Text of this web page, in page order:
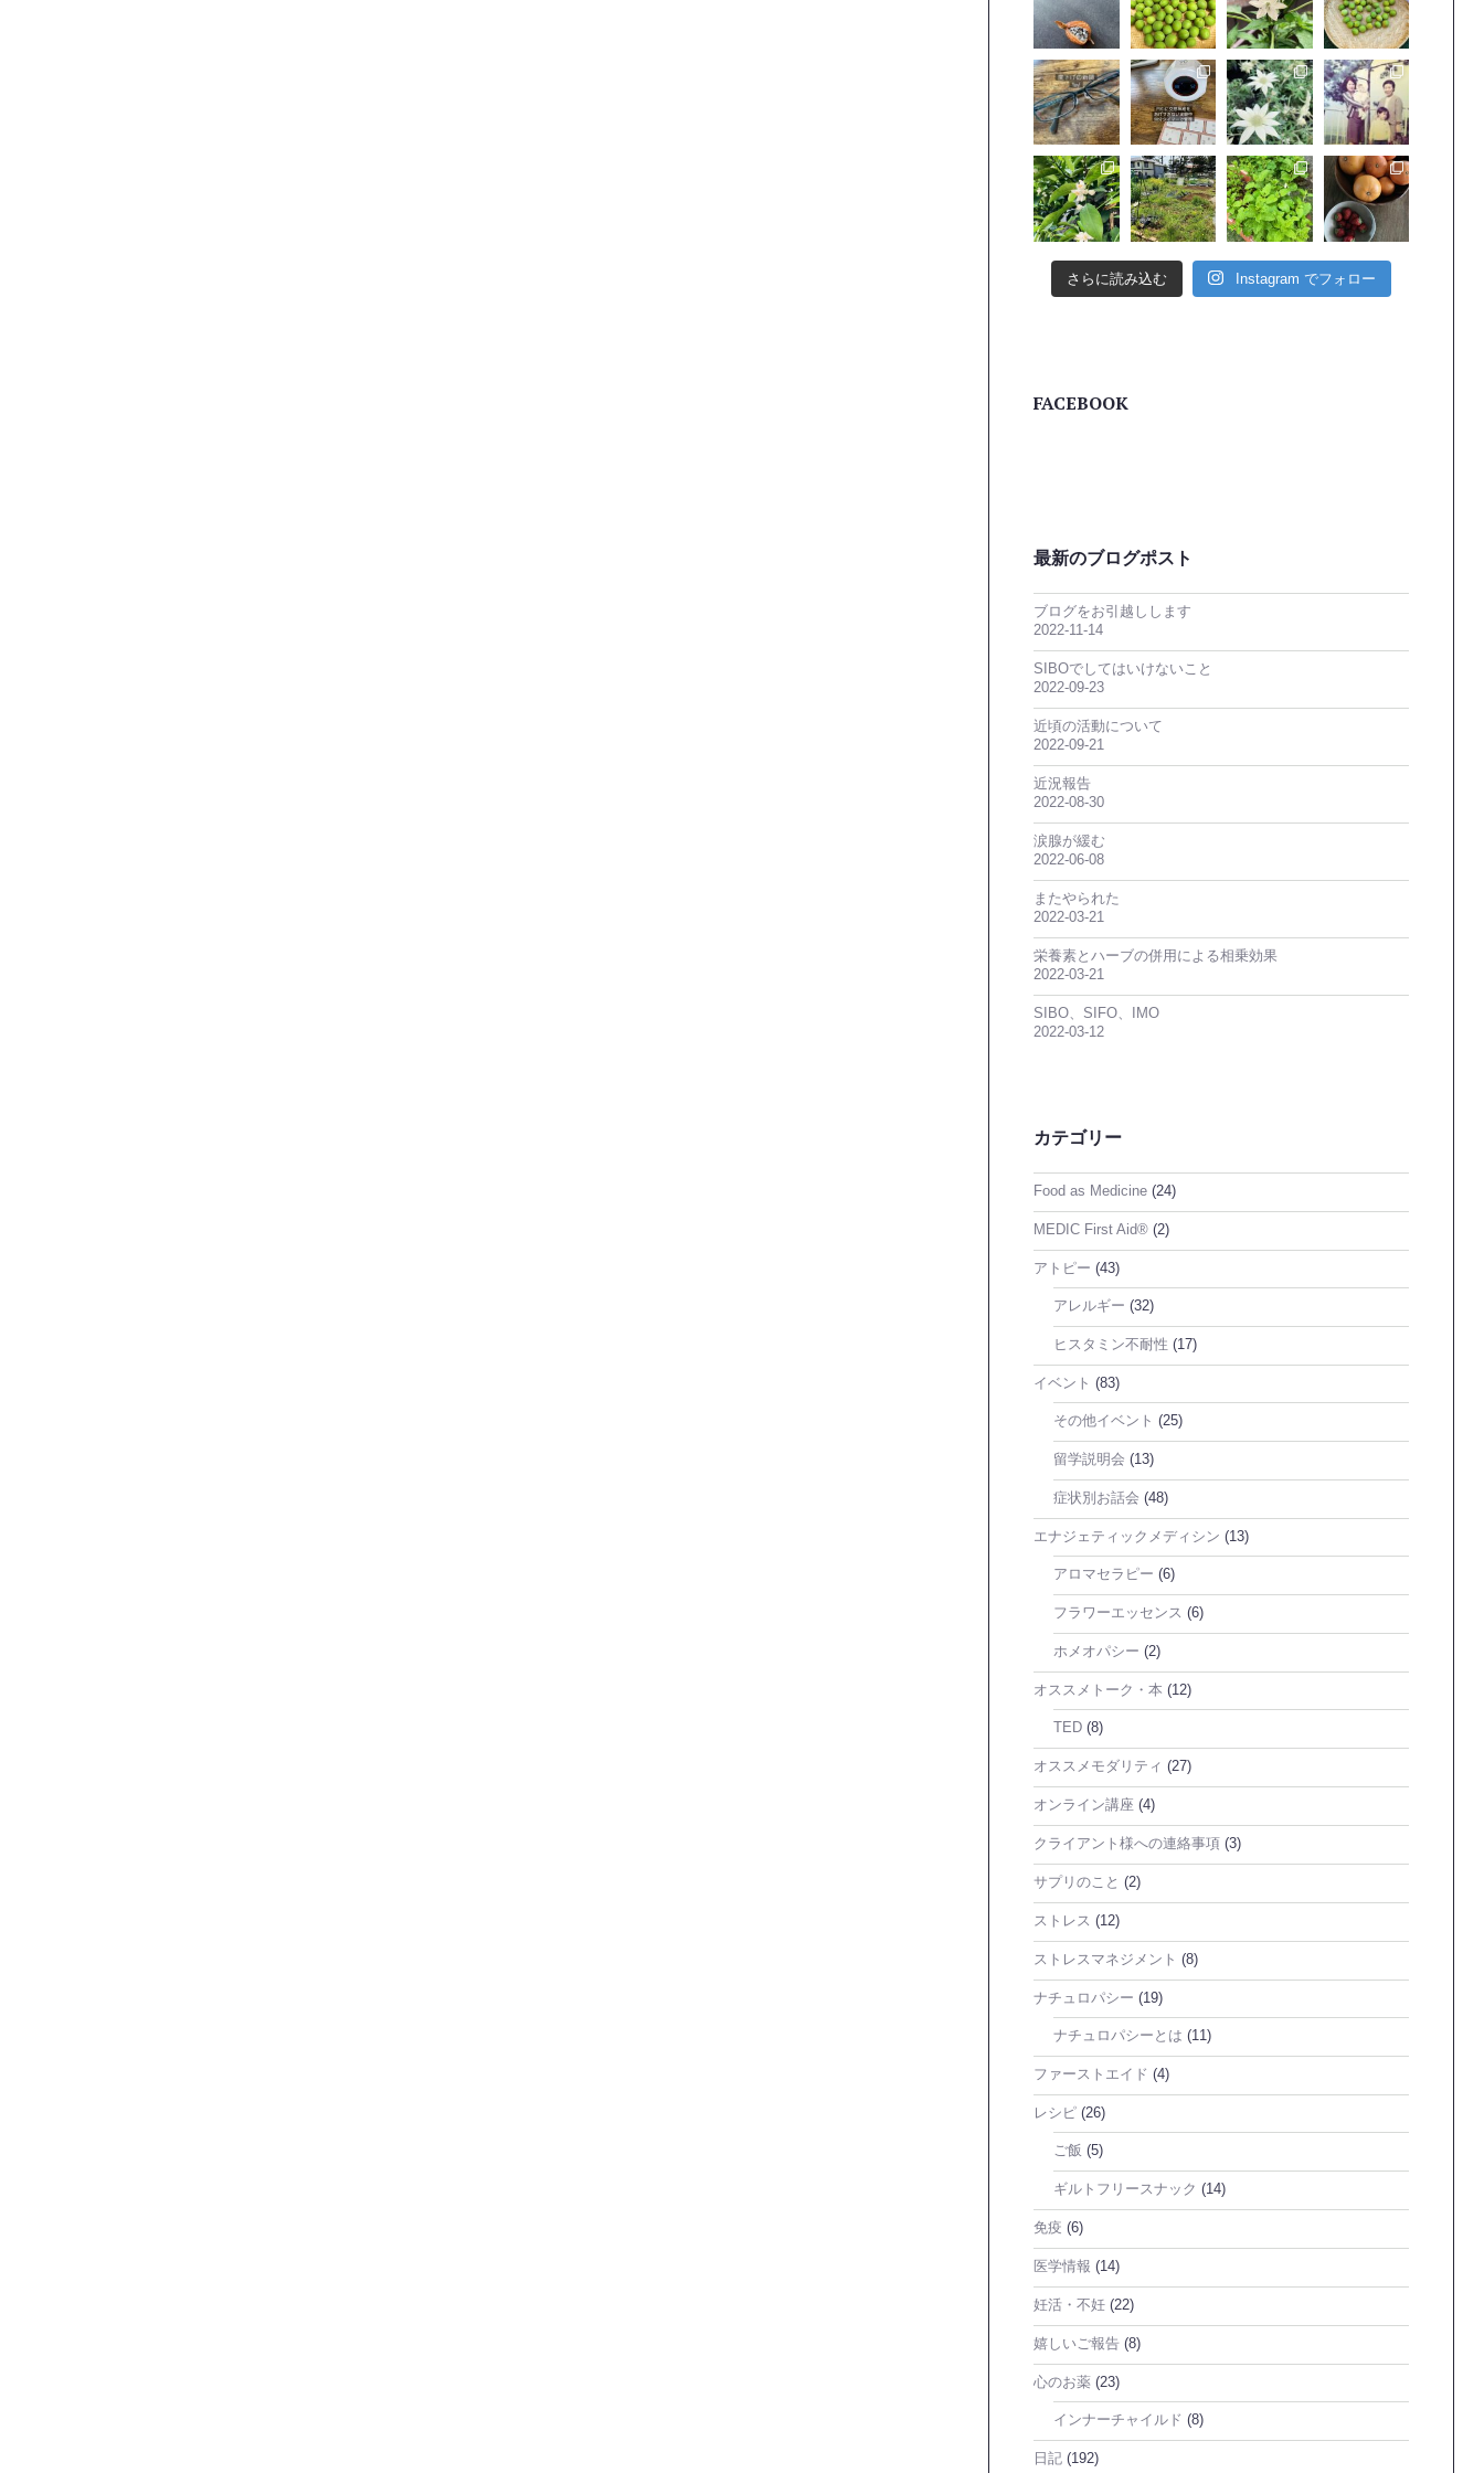
さらに読み込む Instagram でフォロー
FACEBOOK
最新のブログポスト
ブログをお引越しします
2022-11-14
SIBOでしてはいけないこと
2022-09-23
近頃の活動について
2022-09-21
近況報告
2022-08-30
涙腺が緩む
2022-06-08
またやられた
2022-03-21
栄養素とハーブの併用による相乗効果
2022-03-21
SIBO、SIFO、IMO
2022-03-12
カテゴリー
Food as Medicine (24)
MEDIC First Aid® (2)
アトピー (43)
アレルギー (32)
ヒスタミン不耐性 (17)
イベント (83)
その他イベント (25)
留学説明会 (13)
症状別お話会 (48)
エナジェティックメディシン (13)
アロマセラピー (6)
フラワーエッセンス (6)
ホメオパシー (2)
オススメトーク・本 (12)
TED (8)
オススメモダリティ (27)
オンライン講座 (4)
クライアント様への連絡事項 (3)
サプリのこと (2)
ストレス (12)
ストレスマネジメント (8)
ナチュロパシー (19)
ナチュロパシーとは (11)
ファーストエイド (4)
レシピ (26)
ご飯 (5)
ギルトフリースナック (14)
免疫 (6)
医学情報 (14)
妊活・不妊 (22)
嬉しいご報告 (8)
心のお薬 (23)
インナーチャイルド (8)
日記 (192)